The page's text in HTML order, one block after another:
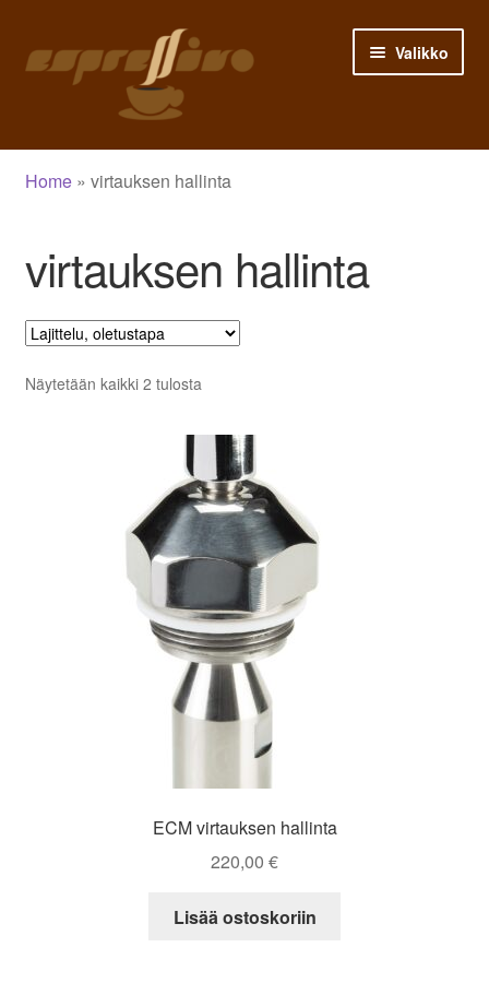
navigointiin
sisältöön
Valikko
Etusivu
Ostoskori
Siirry kassalle
Kauppa
Home» virtauksen hallinta
virtauksen hallinta
Näytetään kaikki 2 tulosta
ECM virtauksen hallinta
220,00 €
Lisää ostoskoriin